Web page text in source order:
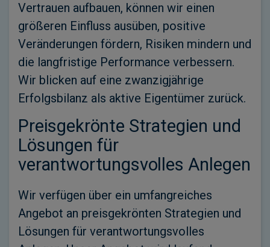
Vertrauen aufbauen, können wir einen
größeren Einfluss ausüben, positive
Veränderungen fördern, Risiken mindern und
die langfristige Performance verbessern.
Wir blicken auf eine zwanzigjährige
Erfolgsbilanz als aktive Eigentümer zurück.
Preisgekrönte Strategien und
Lösungen für
verantwortungsvolles Anlegen
Wir verfügen über ein umfangreiches
Angebot an preisgekrönten Strategien und
Lösungen für verantwortungsvolles